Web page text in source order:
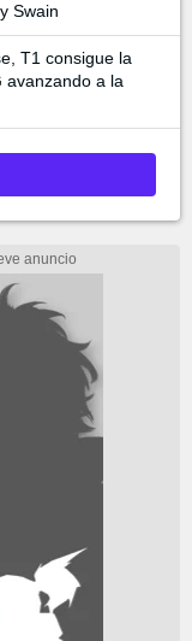
Swain
T1 consigue la
avanzando a la